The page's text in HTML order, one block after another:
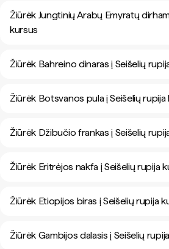
Žiūrėk Jungtinių Arabų Emyratų
kursus
Žiūrėk Bahreino dinaras į Seišelių
Žiūrėk Botsvanos pula į Seišelių rupija
Žiūrėk Džibučio frankas į Seišelių
Žiūrėk Eritrėjos nakfa į Seišelių rupija
Žiūrėk Etiopijos biras į Seišelių rupija
Žiūrėk Gambijos dalasis į Seišelių